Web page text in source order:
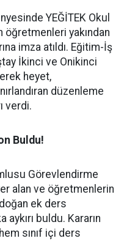
YEĞİTEK Okul
yakından
imza atıldı. Eğitim-İş
İkinci ve Onikinci
heyet,
düzenleme
verdi.
Buldu!
Görevlendirme
alan ve öğretmenlerin
ek ders
buldu. Kararın
sınıf içi ders